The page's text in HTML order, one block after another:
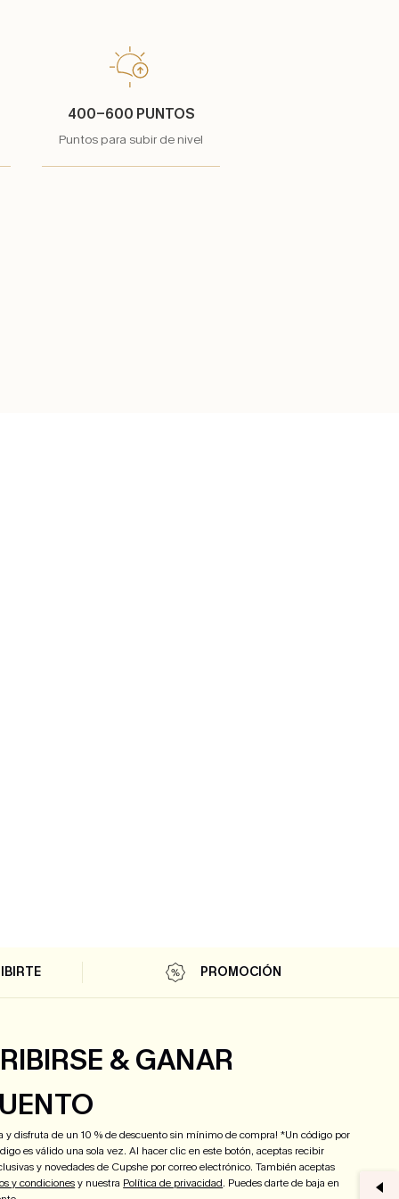
400-600 PUNTOS
Puntos para subir de nivel
PROMOCIÓN
& GANAR
y disfruta de un 10 % de descuento sin mínimo de compra! *Un código por
es válido una sola vez. Al hacer clic en este botón, aceptas recibir
y novedades de Cupshe por correo electrónico. También aceptas
y condicionesy nuestra Política de privacidad. Puedes darte de baja en